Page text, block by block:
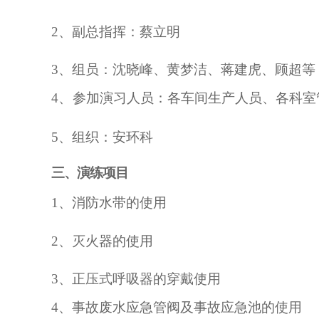
2、副总指挥：蔡立明
3、组员：沈晓峰、黄梦洁、蒋建虎、顾超等
4、 参加演习人员：各车间生产人员、各科
5、组织：安环科
三、演练项目
1、消防水带的使用
2、灭火器的使用
3、正压式呼吸器的穿戴使用
4、事故废水应急管阀及事故应急池的使用